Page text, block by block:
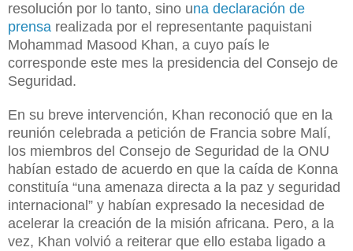
resolución por lo tanto, sino una declaración de
prensa realizada por el representante paquistani
Mohammad Masood Khan, a cuyo país le
corresponde este mes la presidencia del Consejo de
Seguridad.
En su breve intervención, Khan reconoció que en la
reunión celebrada a petición de Francia sobre Malí,
los miembros del Consejo de Seguridad de la ONU
habían estado de acuerdo en que la caída de Konna
constituía “una amenaza directa a la paz y seguridad
internacional” y habían expresado la necesidad de
acelerar la creación de la misión africana. Pero, a la
vez, Khan volvió a reiterar que ello estaba ligado a